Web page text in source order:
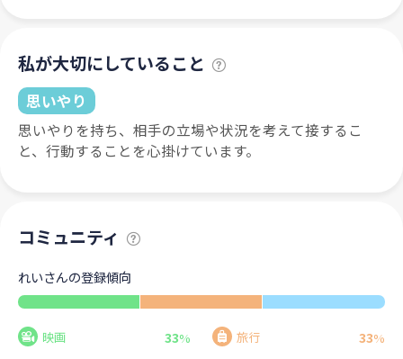
私が大切にしていること
思いやり
思いやりを持ち、相手の立場や状況を考えて接するこ
と、行動することを心掛けています。
コミュニティ
れいさんの登録傾向
映画 33% 旅行 33%